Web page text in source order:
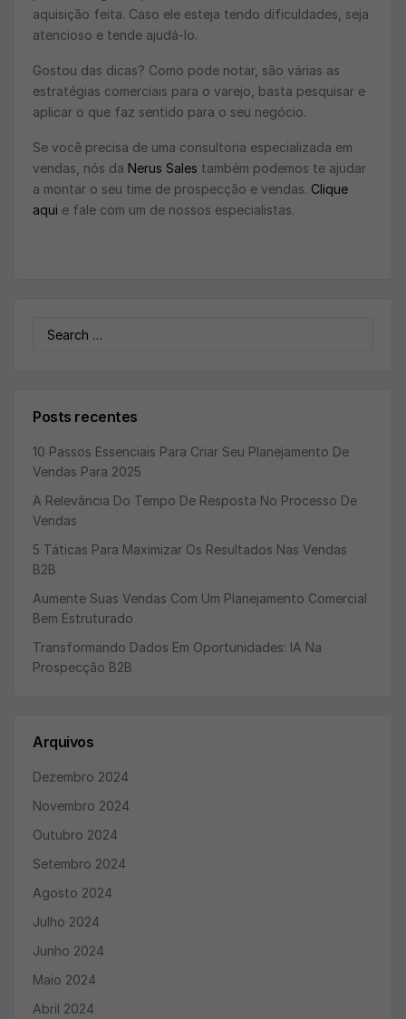
Search
Posts recentes
10 Passos Essenciais Para Criar Seu Planejamento De
Vendas Para 2025
A Relevância Do Tempo De Resposta No Processo De
Vendas
5 Táticas Para Maximizar Os Resultados Nas Vendas
B2B
Aumente Suas Vendas Com Um Planejamento Comercial
Bem Estruturado
Transformando Dados Em Oportunidades: IA Na
Prospecção B2B
Arquivos
Dezembro 2024
Novembro 2024
Outubro 2024
Setembro 2024
Agosto 2024
Julho 2024
Junho 2024
Maio 2024
Abril 2024
aquisição feita. Caso ele esteja tendo dificuldades, seja
atencioso e tende ajudá-lo.
Gostou das dicas? Como pode notar, são várias as
estratégias comerciais para o varejo, basta pesquisar e
aplicar o que faz sentido para o seu negócio.
Se você precisa de uma consultoria especializada em
vendas, nós da Nerus Sales também podemos te ajudar
a montar o seu time de prospecção e vendas. Clique
aqui e fale com um de nossos especialistas.